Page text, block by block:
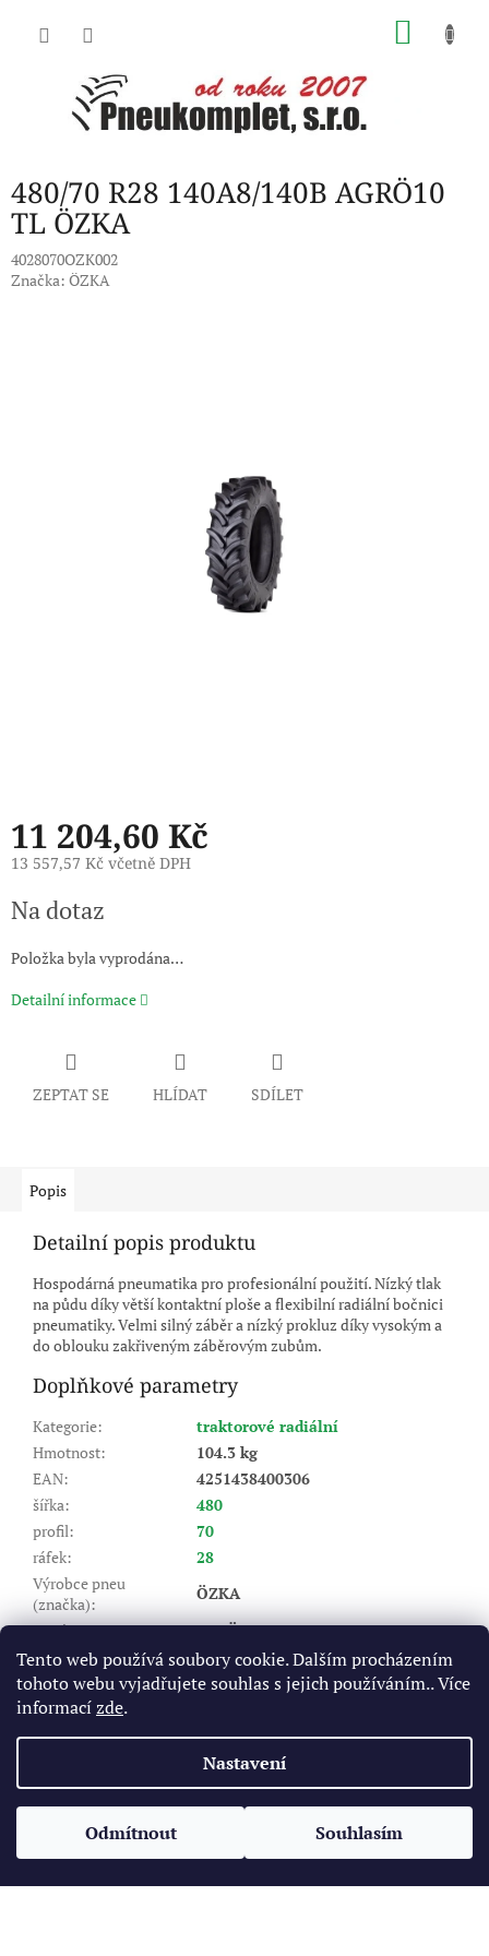
Tento web používá soubory cookie. Dalším procházením
tohoto webu vyjadřujete souhlas s jejich používáním.. Více
informacízde.
Nastavení
Odmítnout Souhlasím
480/70 R28 140A8/140B AGRÖ10
TL ÖZKA
4028070OZK002
Značka: ÖZKA
11 204,60 Kč
13 557,57 Kč včetně DPH
cena:
Na dotaz
Položka byla vyprodána…
Detailní informace
ZEPTAT SE HLÍDAT SDÍLET
Popis
Detailní popis produktu
Hospodárná pneumatika pro profesionální použití. Nízký tlak
na půdu díky větší kontaktní ploše a flexibilní radiální bočnici
pneumatiky. Velmi silný záběr a nízký prokluz díky vysokým a
do oblouku zakřiveným záběrovým zubům.
Doplňkové parametry
Kategorie:
traktorové radiální
Hmotnost:
104.3 kg
EAN:
4251438400306
šířka:
480
profil:
70
ráfek:
28
Výrobce pneu
(značka):
ÖZKA
Dezén:
AGRÖ10
Index nosnosti (LI):
140/140
Rychlostní index (SI):
A8 - do 40 km/hod, B - do 50
t
Vytvořil Shoptet